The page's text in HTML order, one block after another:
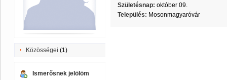
Közösségei (1)
Ismerősnek jelölöm
Születésnap: október 09.
Település: Mosonmagyaróvár